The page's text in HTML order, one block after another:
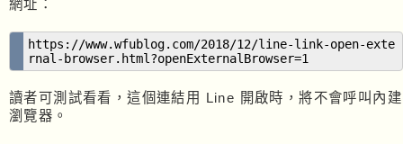
網址：
https://www.wfublog.com/2018/12/line-link-open-exte
rnal-browser.html?openExternalBrowser=1
讀者可測試看看，這個連結用 Line 開啟時，將不會呼叫內建
瀏覽器。